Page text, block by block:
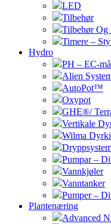
LED
Tilbehør
Tilbehør Og
Timere –
Hydro
PH – EC-
Alien
AutoPot™
Oxypot
GHE®/
Vertikale
Wilma
Pumpar –
Vannkjøler
Vanntanker
Pumper –
Plantenæring
Advanced